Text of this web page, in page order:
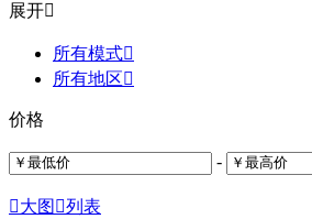
展开
所有模式
所有地区
价格
-
大图 列表